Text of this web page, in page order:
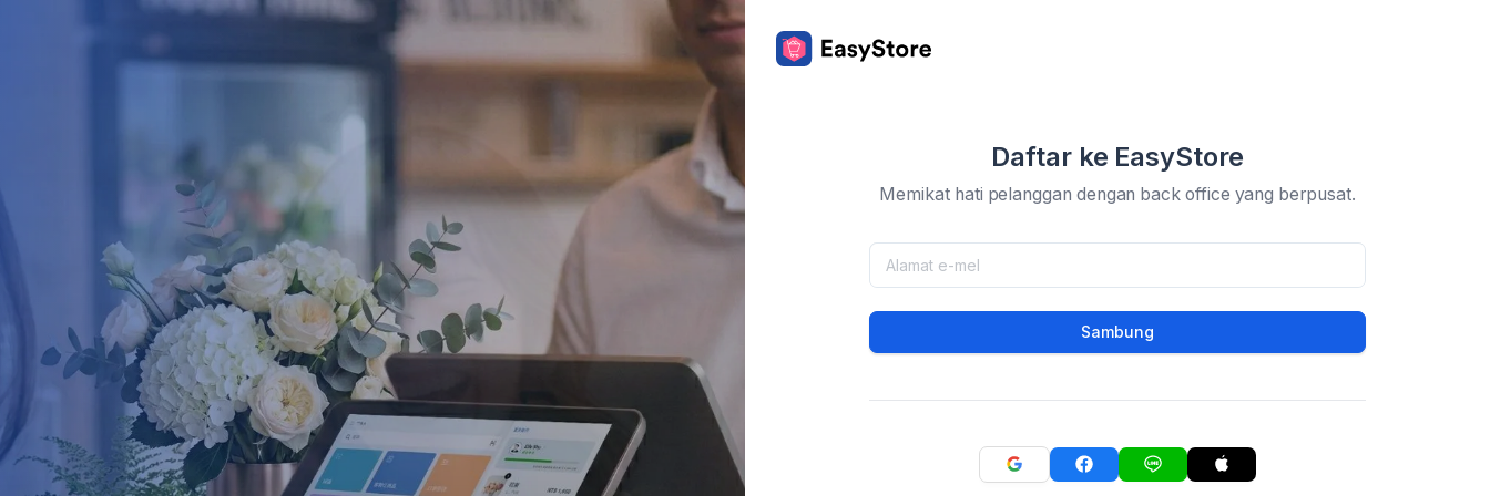
Daftar ke EasyStore
Memikat hati pelanggan dengan back office yang berpusat.
Sambung